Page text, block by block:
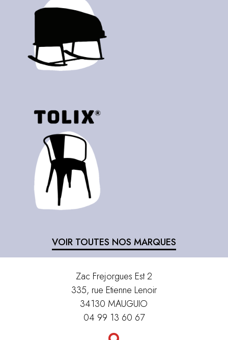
VOIR TOUTES NOS MARQUES
Zac Frejorgues Est 2
335, rue Etienne Lenoir
34130 MAUGUIO
04 99 13 60 67